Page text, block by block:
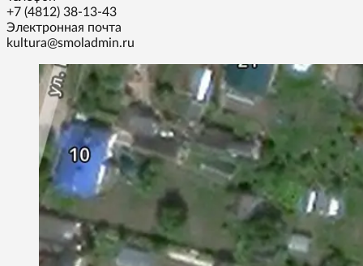
+7 (4812) 38-13-43
Электронная почта
kultura@smoladmin.ru